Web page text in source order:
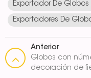
Exportador De
Exportadores De
Anterior
Globos con
decoración de